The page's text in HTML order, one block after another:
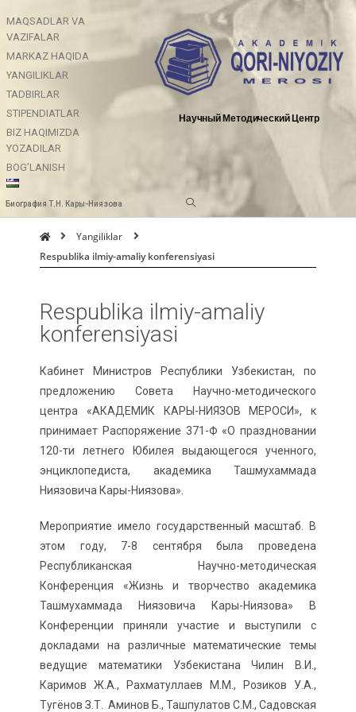
MAQSADLAR VA
VAZIFALAR
MARKAZ HAQIDA
YANGILIKLAR
TADBIRLAR
STIPENDIATLAR
BIZ HAQIMIZDA
YOZADILAR
BOG’LANISH
Научный Методический Центр
Биография Т.Н. Кары-Ниязова
Yangiliklar
Respublika ilmiy-amaliy konferensiyasi
Respublika ilmiy-amaliy
konferensiyasi
Кабинет Министров Республики Узбекистан, по
предложению Совета Научно-методического
центра «АКАДЕМИК КАРЫ-НИЯЗОВ МЕРОСИ», к
принимает Распоряжение 371-Ф «О праздновании
120-ти летнего Юбилея выдающегося ученного,
энциклопедиста, академика Ташмухаммада
Ниязовича Кары-Ниязова».
Мероприятие имело государственный масштаб. В
этом году, 7-8 сентября была проведена
Республиканская Научно-методическая
Конференция «Жизнь и творчество академика
Ташмухаммада Ниязовича Кары-Ниязова» В
Конференции приняли участие и выступили с
докладами на различные математические темы
ведущие математики Узбекистана Чилин В.И.,
Каримов Ж.А., Рахматуллаев М.М., Розиков У.А.,
Тугёнов З.Т. Аминов Б., Ташпулатов С.М., Садовская